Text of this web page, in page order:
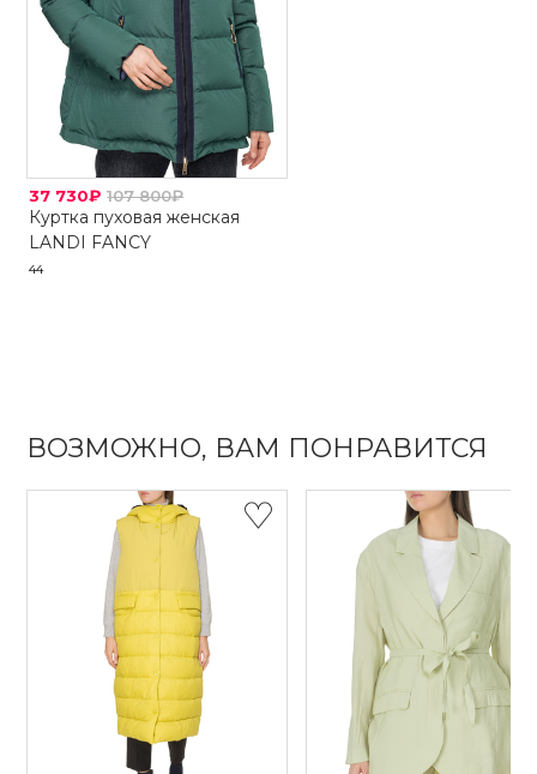
37 730₽ 107 800₽
Куртка пуховая женская
LANDI FANCY
44
ВОЗМОЖНО, ВАМ ПОНРАВИТСЯ